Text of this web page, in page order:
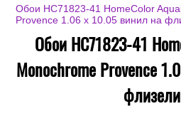
Обои HC71823-41 HomeColor
Provence 1.06 x 10.05 винил на
Обои HC71823-41
Monochrome Provence